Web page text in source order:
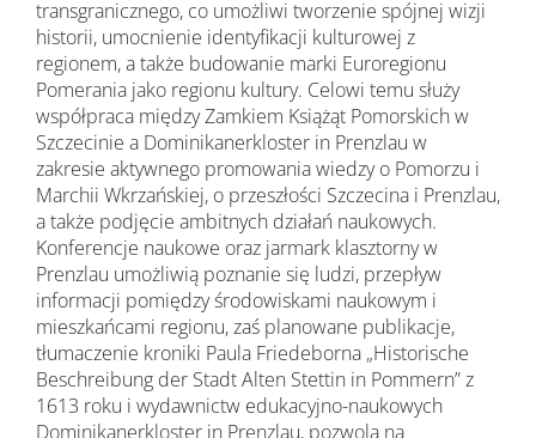
transgranicznego, co umożliwi tworzenie spójnej wizji
historii, umocnienie identyfikacji kulturowej z
regionem, a także budowanie marki Euroregionu
Pomerania jako regionu kultury. Celowi temu służy
współpraca między Zamkiem Książąt Pomorskich w
Szczecinie a Dominikanerkloster in Prenzlau w
zakresie aktywnego promowania wiedzy o Pomorzu i
Marchii Wkrzańskiej, o przeszłości Szczecina i Prenzlau,
a także podjęcie ambitnych działań naukowych.
Konferencje naukowe oraz jarmark klasztorny w
Prenzlau umożliwią poznanie się ludzi, przepływ
informacji pomiędzy środowiskami naukowym i
mieszkańcami regionu, zaś planowane publikacje,
tłumaczenie kroniki Paula Friedeborna „Historische
Beschreibung der Stadt Alten Stettin in Pommern” z
1613 roku i wydawnictw edukacyjno-naukowych
Dominikanerkloster in Prenzlau, pozwolą na